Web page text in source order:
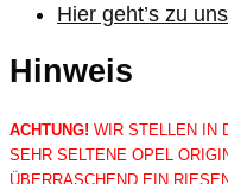
Hier geht’s zu
Hinweis
ACHTUNG! WIR STELLEN IN
SEHR SELTENE OPEL
ÜBERRASCHEND EIN